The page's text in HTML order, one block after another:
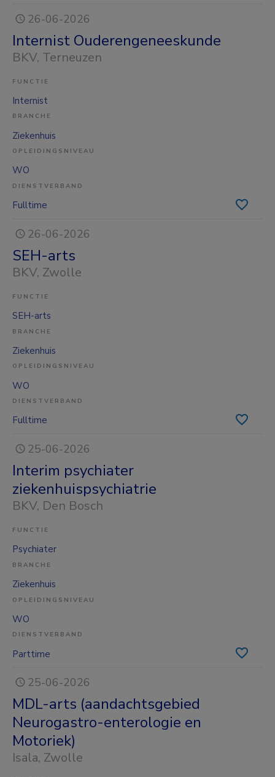
26-06-2026
Internist Ouderengeneeskunde
BKV, Terneuzen
FUNCTIE
Internist
BRANCHE
Ziekenhuis
OPLEIDINGSNIVEAU
WO
DIENSTVERBAND
Fulltime
26-06-2026
SEH-arts
BKV, Zwolle
FUNCTIE
SEH-arts
BRANCHE
Ziekenhuis
OPLEIDINGSNIVEAU
WO
DIENSTVERBAND
Fulltime
25-06-2026
Interim psychiater
ziekenhuispsychiatrie
BKV, Den Bosch
FUNCTIE
Psychiater
BRANCHE
Ziekenhuis
OPLEIDINGSNIVEAU
WO
DIENSTVERBAND
Parttime
25-06-2026
MDL-arts (aandachtsgebied
Neurogastro-enterologie en
Motoriek)
Isala, Zwolle